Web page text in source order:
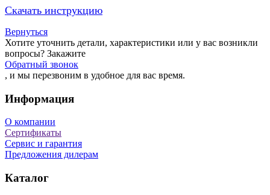
Скачать инструкцию
Вернуться
Хотите уточнить детали, характеристики или у вас возникли
вопросы? Закажите
Обратный звонок
, и мы перезвоним в удобное для вас время.
Информация
О компании
Сертификаты
Сервис и гарантия
Предложения дилерам
Каталог